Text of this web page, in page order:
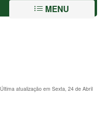
MENU
Última atualização em Sexta, 24 de Abril